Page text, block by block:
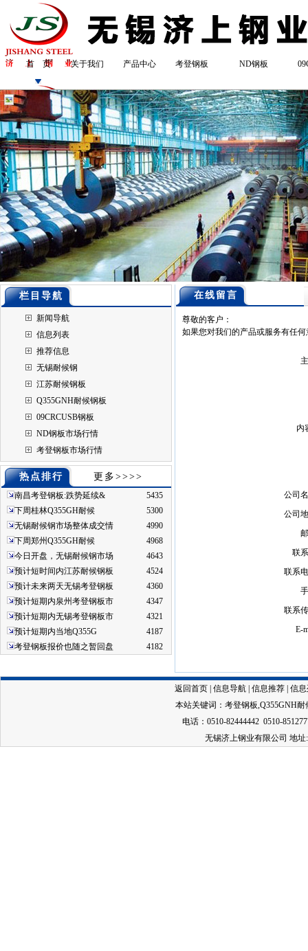
首 页 关于我们 产品中心 考登钢板 ND钢板
栏目导航
新闻导航
信息列表
推荐信息
无锡耐候钢
江苏耐候钢板
Q355GNH耐候钢板
09CRCUSB钢板
ND钢板市场行情
考登钢板市场行情
热点排行 更多>>>>
南昌考登钢板:跌势延续&
5435
下周桂林Q355GH耐候
5300
无锡耐候钢市场整体成交情
4990
下周郑州Q355GH耐候
4968
今日开盘，无锡耐候钢市场
4643
预计短时间内江苏耐候钢板
4524
预计未来两天无锡考登钢板
4360
预计短期内泉州考登钢板市
4347
预计短期内无锡考登钢板市
4321
预计短期内当地Q355G
4187
考登钢板报价也随之暂回盘
4182
在线留言
尊敬的客户：
如果您对我们的产品或服务有任
内
公司
公司
联
联系
联系
E-
返回首页 信息导航 信息推荐 信
本站关键词： 考登钢板,Q355GNH耐
电话：0510-82444442 0510-
无锡济上钢业有限公司 地